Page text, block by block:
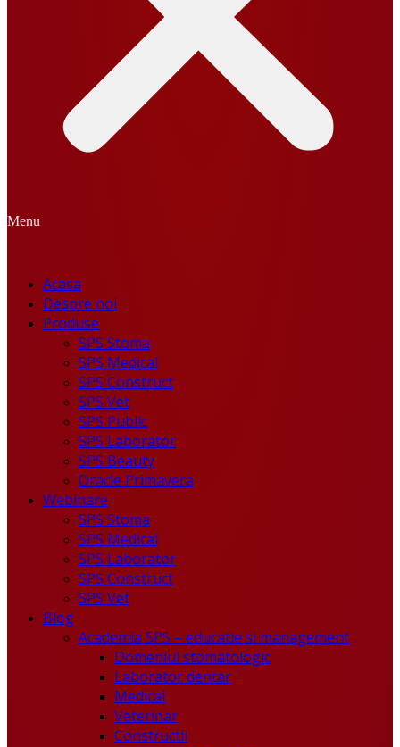
Menu
Acasa
Despre noi
Produse
SPS Stoma
SPS Medical
SPS Construct
SPS Vet
SPS Public
SPS Laborator
SPS Beauty
Oracle Primavera
Webinare
SPS Stoma
SPS Medical
SPS Laborator
SPS Construct
SPS Vet
Blog
Academia SPS – educatie si management
Domeniul stomatologic
Laborator dentar
Medical
Veterinar
Constructii